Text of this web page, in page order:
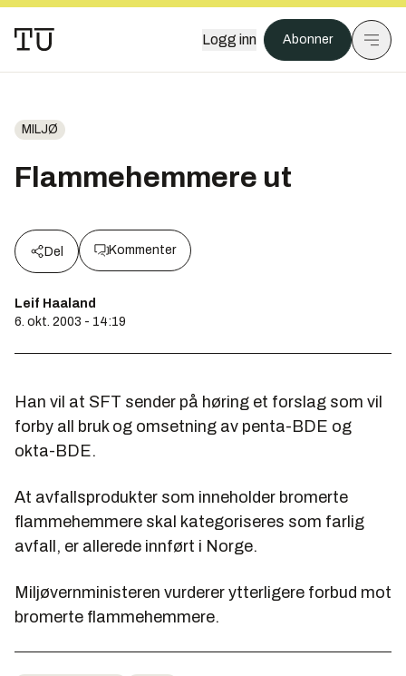
Logg inn Abonner
MILJØ
Flammehemmere ut
Del Kommenter
Leif Haaland
6. okt. 2003 - 14:19
Han vil at SFT sender på høring et forslag som vil
forby all bruk og omsetning av penta-BDE og
okta-BDE.
At avfallsprodukter som inneholder bromerte
flammehemmere skal kategoriseres som farlig
avfall, er allerede innført i Norge.
Miljøvernministeren vurderer ytterligere forbud mot
bromerte flammehemmere.